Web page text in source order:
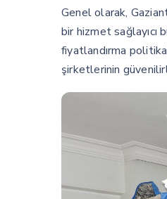
Genel olarak,
bir hizmet sağlayıcı
fiyatlandırma
şirketlerinin